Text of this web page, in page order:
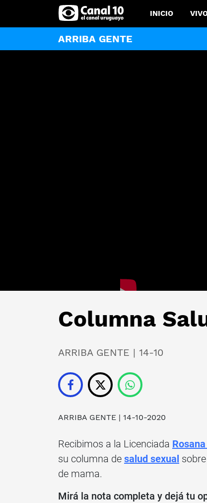
INICIO
ARRIBA GENTE
Columna
ARRIBA GENTE | 14-10
ARRIBA GENTE | 14-10-2020
Recibimos a la Licenciada
su columna de salud sexual
de mama.
Mirá la nota completa y dejá tu